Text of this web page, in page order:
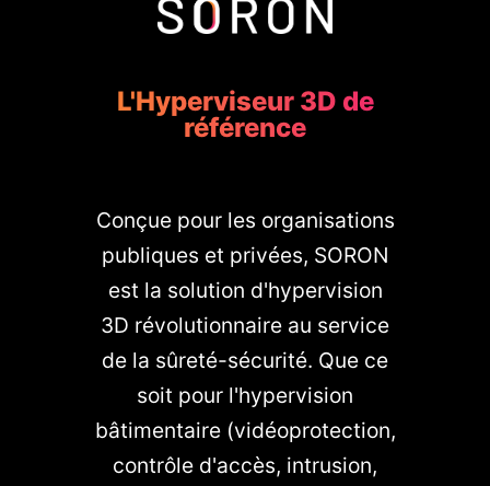
L'Hyperviseur 3D de
référence
Conçue pour les organisations
publiques et privées, SORON
est la solution d'hypervision
3D révolutionnaire au service
de la sûreté-sécurité. Que ce
soit pour l'hypervision
bâtimentaire (vidéoprotection,
contrôle d'accès, intrusion,